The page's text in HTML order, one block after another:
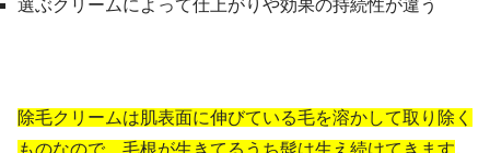
選ぶクリームによって仕上がりや効果の持続性が違う
除毛クリームは肌表面に伸びている毛を溶かして取り除く
ものなので、毛根が生きてるうち髭は生え続けてきます。